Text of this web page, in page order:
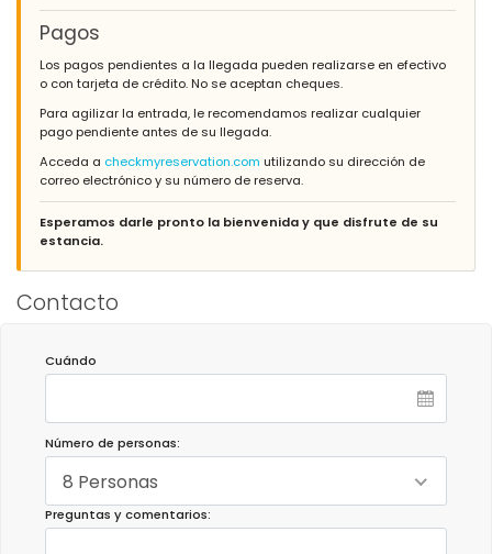
Pagos
Los pagos pendientes a la llegada pueden realizarse en efectivo
o con tarjeta de crédito. No se aceptan cheques.
Para agilizar la entrada, le recomendamos realizar cualquier
pago pendiente antes de su llegada.
Acceda a checkmyreservation.com utilizando su dirección de
correo electrónico y su número de reserva.
Esperamos darle pronto la bienvenida y que disfrute de su
estancia.
Contacto
Cuándo
Número de personas:
8 Personas
Preguntas y comentarios: